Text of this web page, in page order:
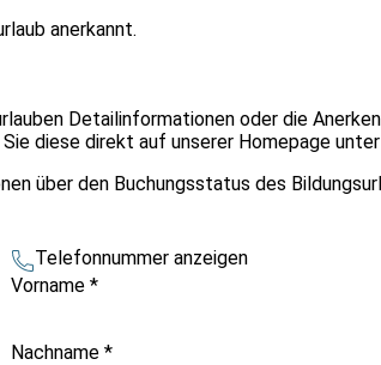
anerkannt.
Detailinformationen oder die
diese direkt auf unserer Homepage unter
über den Buchungsstatus des
Telefonnummer anzeigen
Vorname*
Nachname*